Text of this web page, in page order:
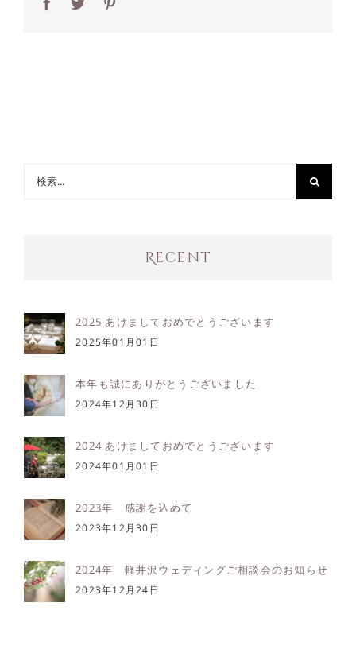
Recent
2025 あけましておめでとうございます
2025年01月01日
本年も誠にありがとうございました
2024年12月30日
2024 あけましておめでとうございます
2024年01月01日
2023年 感謝を込めて
2023年12月30日
2024年 軽井沢ウェディングご相談会のお知らせ
2023年12月24日